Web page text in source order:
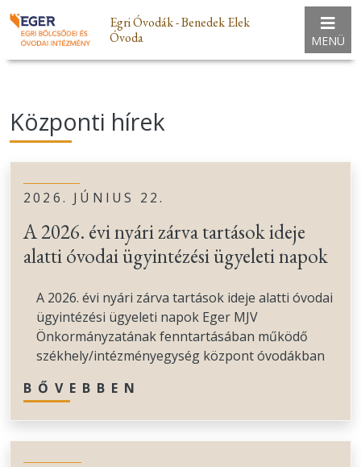
Egri Óvodák - Benedek Elek
Óvoda
MENÜ
Központi hírek
2026. JÚNIUS 22.
A 2026. évi nyári zárva tartások ideje
alatti óvodai ügyintézési ügyeleti napok
A 2026. évi nyári zárva tartások ideje alatti óvodai
ügyintézési ügyeleti napok Eger MJV
Önkormányzatának fenntartásában működő
székhely/intézményegység központ óvodákban
BŐVEBBEN